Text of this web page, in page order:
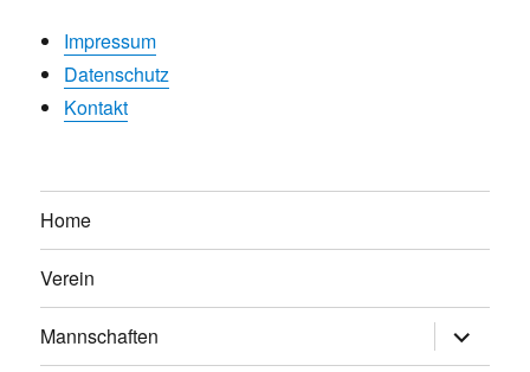
Impressum
Datenschutz
Kontakt
Home
Verein
Mannschaften
anzeigen